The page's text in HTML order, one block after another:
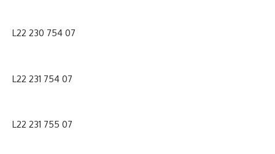
L22 230 754 07
L22 231 754 07
L22 231 755 07